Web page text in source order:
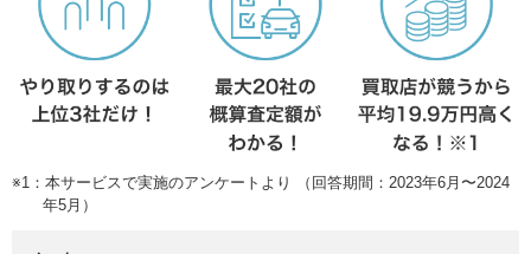
※1：本サービスで実施のアンケートより （回答期間：2023年6月〜2024
年5月）